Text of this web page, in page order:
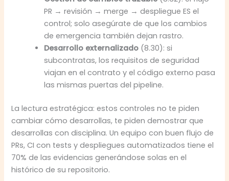
PR → revisión → merge → despliegue ES el
control; solo asegúrate de que los cambios
de emergencia también dejan rastro.
Desarrollo externalizado (8.30): si
subcontratas, los requisitos de seguridad
viajan en el contrato y el código externo pasa
las mismas puertas del pipeline.
La lectura estratégica: estos controles no te piden
cambiar cómo desarrollas, te piden demostrar que
desarrollas con disciplina. Un equipo con buen flujo de
PRs, CI con tests y despliegues automatizados tiene el
70% de las evidencias generándose solas en el
histórico de su repositorio.